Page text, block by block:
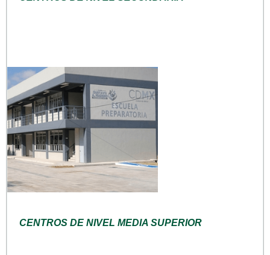
CENTROS DE NIVEL MEDIA SUPERIOR